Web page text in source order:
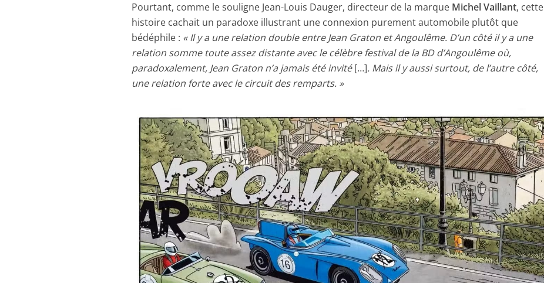
Pourtant, comme le souligne Jean-Louis Dauger, directeur de la marque Michel Vaillant, cette
histoire cachait un paradoxe illustrant une connexion purement automobile plutôt que
bédéphile : « Il y a une relation double entre Jean Graton et Angoulême. D’un côté il y a une
relation somme toute assez distante avec le célèbre festival de la BD d’Angoulême où,
paradoxalement, Jean Graton n’a jamais été invité[…]. Mais il y aussi surtout, de l’autre côté,
une relation forte avec le circuit des remparts. »